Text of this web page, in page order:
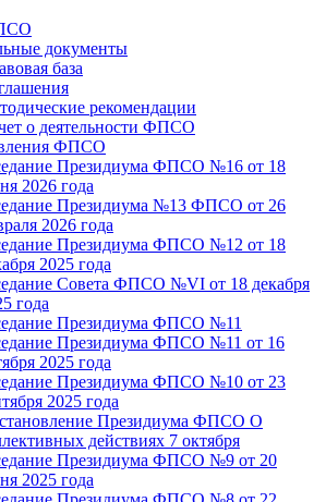
документы
база
рекомендации
о деятельности ФПСО
ФПСО
Президиума ФПСО №16 от 18
2026 года
Президиума №13 ФПСО от 26
2026 года
Президиума ФПСО №12 от 18
2025 года
Совета ФПСО №VI от 18 декабря
года
Президиума ФПСО №11
Президиума ФПСО №11 от 16
2025 года
Президиума ФПСО №10 от 23
2025 года
Президиума ФПСО О
действиях 7 октября
Президиума ФПСО №9 от 20
2025 года